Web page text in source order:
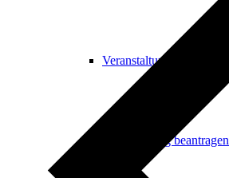
Veranstaltungskalender
Veranstaltung beantragen